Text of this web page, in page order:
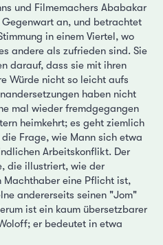
und Filmemachers Ababakar
an, und betrachtet
in einem Viertel, wo
andere als zufrieden sind. Sie
darauf, dass sie mit ihren
Würde nicht so leicht aufs
haben nicht
mal wieder fremdgegangen
heimkehrt; es geht ziemlich
Frage, wie Mann sich etwa
Arbeitskonflikt. Der
die illustriert, wie der
eine Pflicht ist,
andererseits seinen "Jom"
ist ein kaum übersetzbarer
er bedeutet in etwa